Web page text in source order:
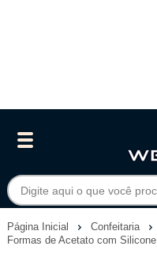
Página Inicial Confeitaria
Formas de Acetato com Silicone